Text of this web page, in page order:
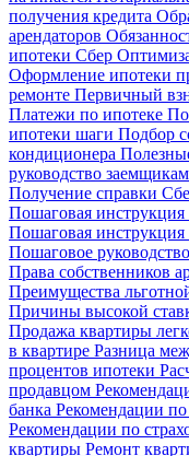
получения кредита
арендаторов
ипотеки Сбер
Оформление ипотеки
ремонте Первичный
Платежи по ипотеке
ипотеки шаги Подбор
кондиционера
руководство заемщикам
Получение справки
Пошаговая инструкция
Пошаговая инструкция
Пошаговое руководство
Права собственников
Преимущества
Причины высокой
Продажа квартиры
в квартире Разница
процентов ипотеки
продавцом
банка Рекомендации
Рекомендации по
квартиры Ремонт